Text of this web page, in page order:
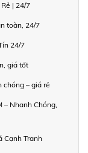
| 24/7
toàn, 24/7
24/7
giá tốt
chóng – giá rẻ
– Nhanh Chóng,
Cạnh Tranh